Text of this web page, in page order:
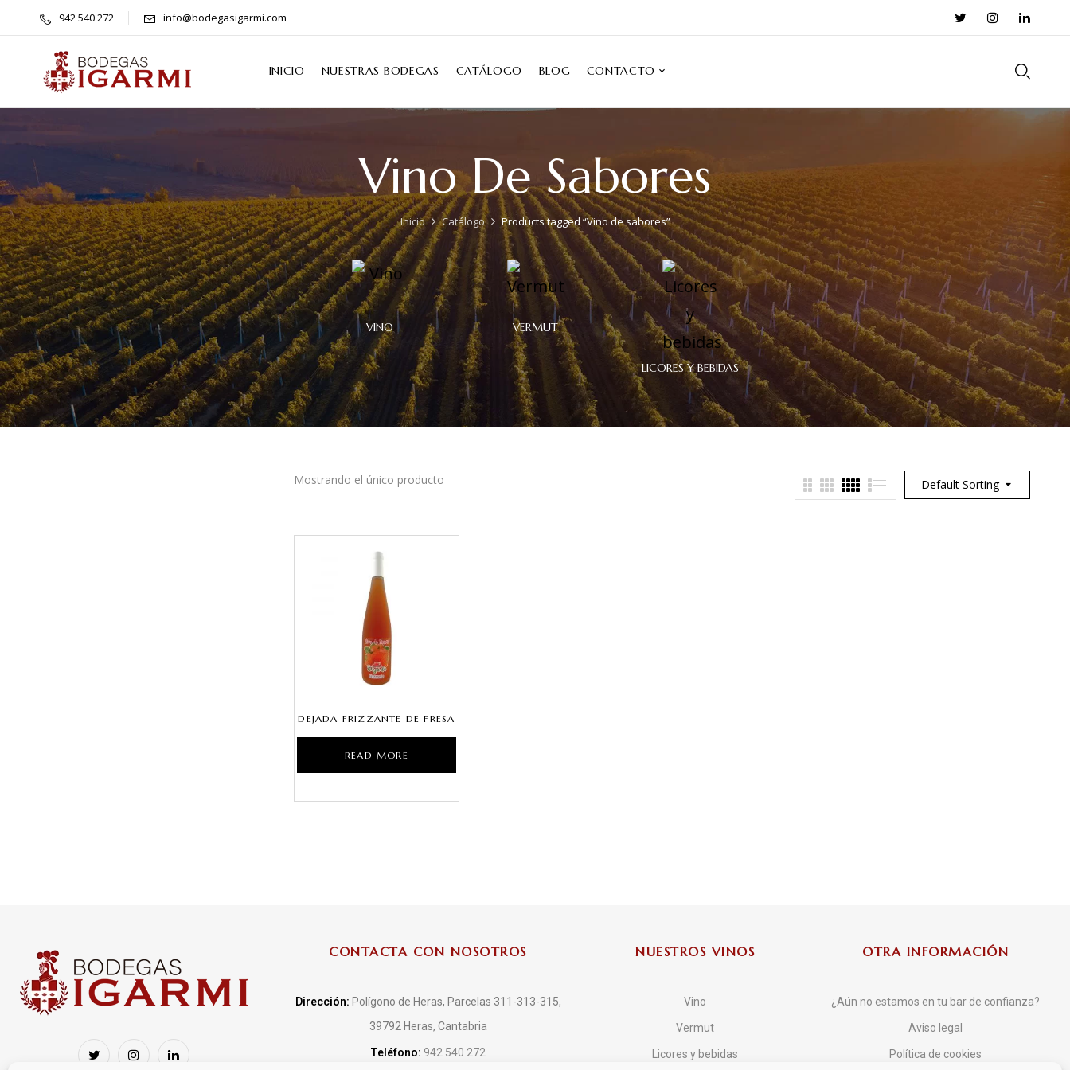
942 540 272 info@bodegasigarmi.com
INICIO NUESTRAS BODEGAS CATÁLOGO BLOG CONTACTO
Vino De Sabores
Inicio Catálogo Products tagged “Vino de sabores”
VINO VERMUT
LICORES Y BEBIDAS
Default Sorting
Mostrando el único producto
DEJADA FRIZZANTE DE FRESA
READ MORE
CONTACTA CON NOSOTROS
Dirección: Polígono de Heras, Parcelas 311-313-315,
39792 Heras, Cantabria
Teléfono: 942 540 272
NUESTROS VINOS
Vino
Vermut
Licores y bebidas
OTRA INFORMACIÓN
¿Aún no estamos en tu bar de confianza?
Aviso legal
Política de cookies